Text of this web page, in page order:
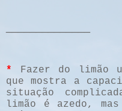
*
Fazer do limão
que mostra a
situação
limão é azedo,